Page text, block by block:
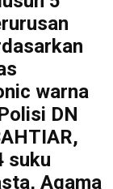
warna
DN
suku
Agama